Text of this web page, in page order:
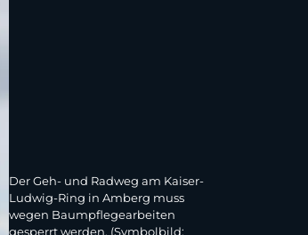
Der Geh- und Radweg am Kaiser-
Ludwig-Ring in Amberg muss
wegen Baumpflegearbeiten
gesperrt werden. (Symbolbild: